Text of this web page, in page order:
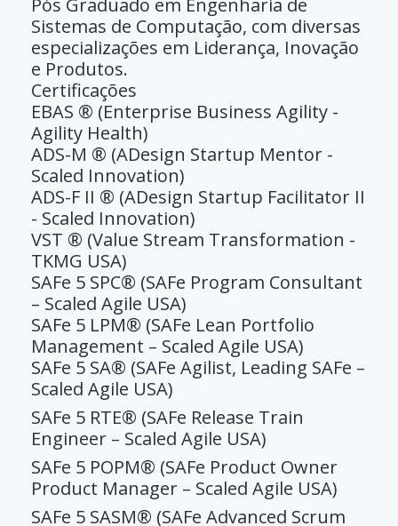
Pós Graduado em Engenharia de
Sistemas de Computação, com diversas
especializações em Liderança, Inovação
e Produtos.
Certificações
EBAS ® (Enterprise Business Agility -
Agility Health)
ADS-M ® (ADesign Startup Mentor -
Scaled Innovation)
ADS-F II ® (ADesign Startup Facilitator II
- Scaled Innovation)
VST ® (Value Stream Transformation -
TKMG USA)
SAFe 5 SPC® (SAFe Program Consultant
– Scaled Agile USA)
SAFe 5 LPM® (SAFe Lean Portfolio
Management – Scaled Agile USA)
SAFe 5 SA® (SAFe Agilist, Leading SAFe –
Scaled Agile USA)
SAFe 5 RTE® (SAFe Release Train
Engineer – Scaled Agile USA)
SAFe 5 POPM® (SAFe Product Owner
Product Manager – Scaled Agile USA)
SAFe 5 SASM® (SAFe Advanced Scrum